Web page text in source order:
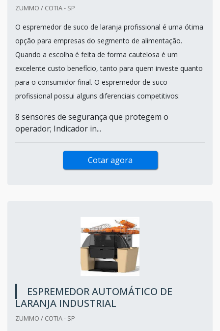
ZUMMO / COTIA - SP
O espremedor de suco de laranja profissional é uma ótima
opção para empresas do segmento de alimentação.
Quando a escolha é feita de forma cautelosa é um
excelente custo benefício, tanto para quem investe quanto
para o consumidor final. O espremedor de suco
profissional possui alguns diferenciais competitivos:
8 sensores de segurança que protegem o
operador; Indicador in...
Cotar agora
ESPREMEDOR AUTOMÁTICO DE
LARANJA INDUSTRIAL
ZUMMO / COTIA - SP